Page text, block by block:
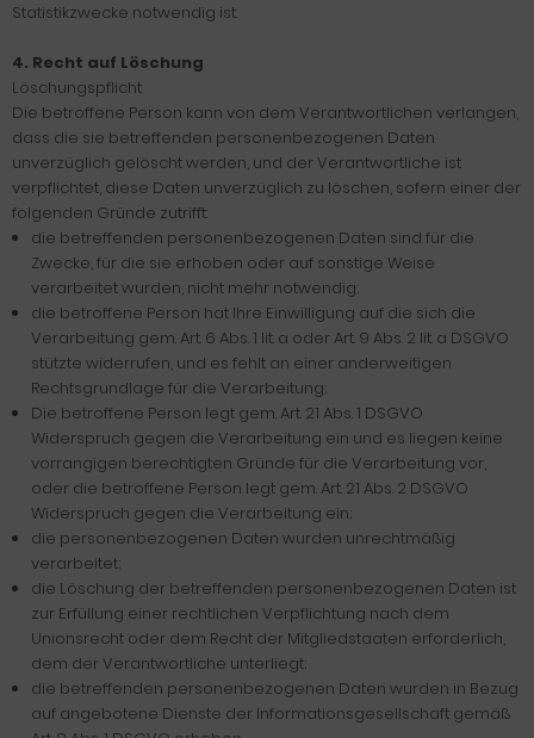
Statistikzwecke notwendig ist.
4. Recht auf Löschung
Löschungspflicht
Die betroffene Person kann von dem Verantwortlichen verlangen,
dass die sie betreffenden personenbezogenen Daten
unverzüglich gelöscht werden, und der Verantwortliche ist
verpflichtet, diese Daten unverzüglich zu löschen, sofern einer der
folgenden Gründe zutrifft:
die betreffenden personenbezogenen Daten sind für die
Zwecke, für die sie erhoben oder auf sonstige Weise
verarbeitet wurden, nicht mehr notwendig;
die betroffene Person hat Ihre Einwilligung auf die sich die
Verarbeitung gem. Art. 6 Abs. 1 lit. a oder Art. 9 Abs. 2 lit. a DSGVO
stützte widerrufen, und es fehlt an einer anderweitigen
Rechtsgrundlage für die Verarbeitung;
Die betroffene Person legt gem. Art. 21 Abs. 1 DSGVO
Widerspruch gegen die Verarbeitung ein und es liegen keine
vorrangigen berechtigten Gründe für die Verarbeitung vor,
oder die betroffene Person legt gem. Art. 21 Abs. 2 DSGVO
Widerspruch gegen die Verarbeitung ein;
die personenbezogenen Daten wurden unrechtmäßig
verarbeitet;
die Löschung der betreffenden personenbezogenen Daten ist
zur Erfüllung einer rechtlichen Verpflichtung nach dem
Unionsrecht oder dem Recht der Mitgliedstaaten erforderlich,
dem der Verantwortliche unterliegt;
die betreffenden personenbezogenen Daten wurden in Bezug
auf angebotene Dienste der Informationsgesellschaft gemäß